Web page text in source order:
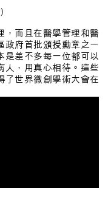
，而且在醫學管理和醫
政府首批頒授勳章之一
是差不多每一位都可以
人，用真心相待。這些
了世界微創學術大會在